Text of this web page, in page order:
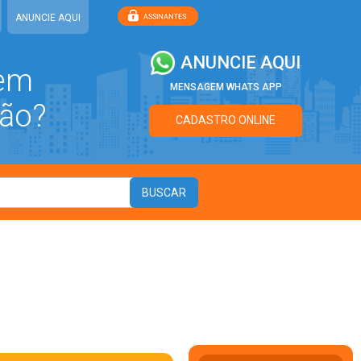
ANUNCIE AQUI
ANUNCIE AQUI
MENSAGEM WHATS APP
CADASTRO ONLINE